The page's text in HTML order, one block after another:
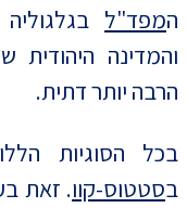
המפד"ל
והמדינה היהודית
הרבה יותר דתית.
בכל הסוגיות
בסטטוס-קוו. זאת